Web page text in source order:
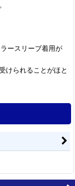
ースリーブ着用が
けられることがほと